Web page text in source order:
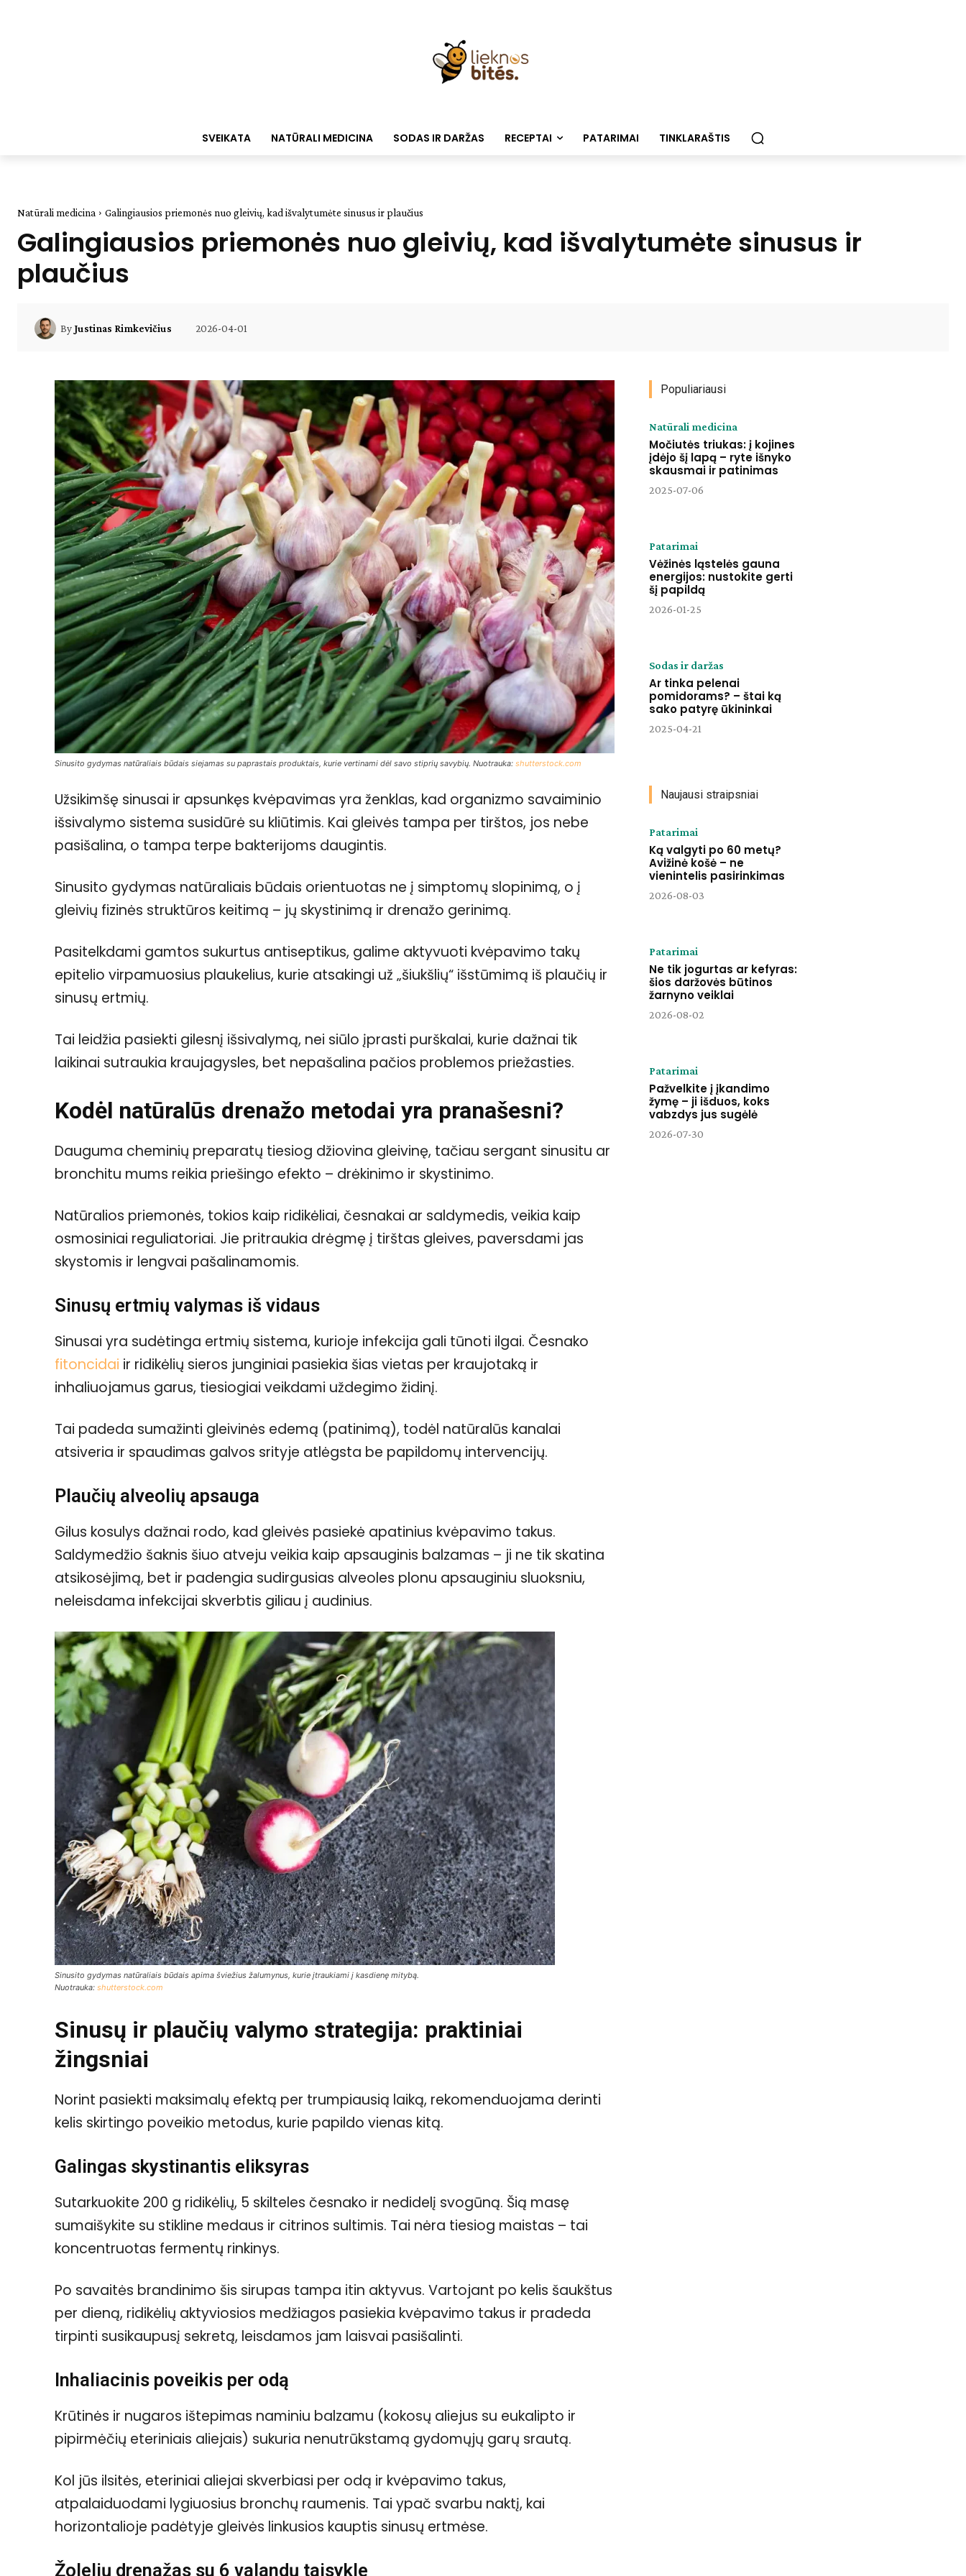
SVEIKATA NATŪRALI MEDICINA SODAS IR DARŽAS RECEPTAI PATARIMAI TINKLARAŠTIS
Natūrali medicina Galingiausios priemonės nuo gleivių, kad išvalytumėte sinusus ir plaučius
Galingiausios priemonės nuo gleivių, kad išvalytumėte sinusus ir
plaučius
ByJustinas Rimkevičius 2026-04-01
Sinusito gydymas natūraliais būdais siejamas su paprastais produktais, kurie vertinami dėl savo stiprių savybių. Nuotrauka: shutterstock.com
Užsikimšę sinusai ir apsunkęs kvėpavimas yra ženklas, kad organizmo savaiminio
išsivalymo sistema susidūrė su kliūtimis. Kai gleivės tampa per tirštos, jos nebe
pasišalina, o tampa terpe bakterijoms daugintis.
Sinusito gydymas natūraliais būdais orientuotas ne į simptomų slopinimą, o į
gleivių fizinės struktūros keitimą – jų skystinimą ir drenažo gerinimą.
Pasitelkdami gamtos sukurtus antiseptikus, galime aktyvuoti kvėpavimo takų
epitelio virpamuosius plaukelius, kurie atsakingi už „šiukšlių“ išstūmimą iš plaučių ir
sinusų ertmių.
Tai leidžia pasiekti gilesnį išsivalymą, nei siūlo įprasti purškalai, kurie dažnai tik
laikinai sutraukia kraujagysles, bet nepašalina pačios problemos priežasties.
Kodėl natūralūs drenažo metodai yra pranašesni?
Dauguma cheminių preparatų tiesiog džiovina gleivinę, tačiau sergant sinusitu ar
bronchitu mums reikia priešingo efekto – drėkinimo ir skystinimo.
Natūralios priemonės, tokios kaip ridikėliai, česnakai ar saldymedis, veikia kaip
osmosiniai reguliatoriai. Jie pritraukia drėgmę į tirštas gleives, paversdami jas
skystomis ir lengvai pašalinamomis.
Sinusų ertmių valymas iš vidaus
Sinusai yra sudėtinga ertmių sistema, kurioje infekcija gali tūnoti ilgai. Česnako
fitoncidai ir ridikėlių sieros junginiai pasiekia šias vietas per kraujotaką ir
inhaliuojamus garus, tiesiogiai veikdami uždegimo židinį.
Tai padeda sumažinti gleivinės edemą (patinimą), todėl natūralūs kanalai
atsiveria ir spaudimas galvos srityje atlėgsta be papildomų intervencijų.
Plaučių alveolių apsauga
Gilus kosulys dažnai rodo, kad gleivės pasiekė apatinius kvėpavimo takus.
Saldymedžio šaknis šiuo atveju veikia kaip apsauginis balzamas – ji ne tik skatina
atsikosėjimą, bet ir padengia sudirgusias alveoles plonu apsauginiu sluoksniu,
neleisdama infekcijai skverbtis giliau į audinius.
Sinusito gydymas natūraliais būdais apima šviežius žalumynus, kurie įtraukiami į kasdienę mitybą.
Nuotrauka: shutterstock.com
Sinusų ir plaučių valymo strategija: praktiniai
žingsniai
Norint pasiekti maksimalų efektą per trumpiausią laiką, rekomenduojama derinti
kelis skirtingo poveikio metodus, kurie papildo vienas kitą.
Galingas skystinantis eliksyras
Sutarkuokite 200 g ridikėlių, 5 skilteles česnako ir nedidelį svogūną. Šią masę
sumaišykite su stikline medaus ir citrinos sultimis. Tai nėra tiesiog maistas – tai
koncentruotas fermentų rinkinys.
Po savaitės brandinimo šis sirupas tampa itin aktyvus. Vartojant po kelis šaukštus
per dieną, ridikėlių aktyviosios medžiagos pasiekia kvėpavimo takus ir pradeda
tirpinti susikaupusį sekretą, leisdamos jam laisvai pasišalinti.
Inhaliacinis poveikis per odą
Krūtinės ir nugaros ištepimas naminiu balzamu (kokosų aliejus su eukalipto ir
pipirmėčių eteriniais aliejais) sukuria nenutrūkstamą gydomųjų garų srautą.
Kol jūs ilsitės, eteriniai aliejai skverbiasi per odą ir kvėpavimo takus,
atpalaiduodami lygiuosius bronchų raumenis. Tai ypač svarbu naktį, kai
horizontalioje padėtyje gleivės linkusios kauptis sinusų ertmėse.
Žolelių drenažas su 6 valandų taisykle
Populiariausi
Natūrali medicina
Močiutės triukas: į kojines
įdėjo šį lapą – ryte išnyko
skausmai ir patinimas
2025-07-06
Patarimai
Vėžinės ląstelės gauna
energijos: nustokite gerti
šį papildą
2026-01-25
Sodas ir daržas
Ar tinka pelenai
pomidorams? – štai ką
sako patyrę ūkininkai
2025-04-21
Naujausi straipsniai
Patarimai
Ką valgyti po 60 metų?
Avižinė košė – ne
vienintelis pasirinkimas
2026-08-03
Patarimai
Ne tik jogurtas ar kefyras:
šios daržovės būtinos
žarnyno veiklai
2026-08-02
Patarimai
Pažvelkite į įkandimo
žymę – ji išduos, koks
vabzdys jus sugėlė
2026-07-30